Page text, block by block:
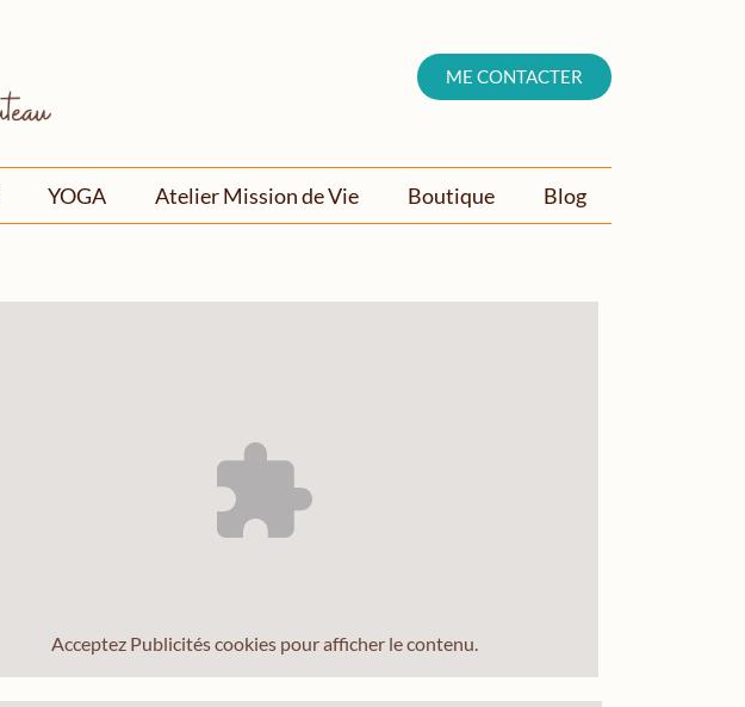
ME CONTACTER
YOGA Atelier Mission de Vie Boutique Blog
Acceptez Publicitéscookies pour afficher le contenu.